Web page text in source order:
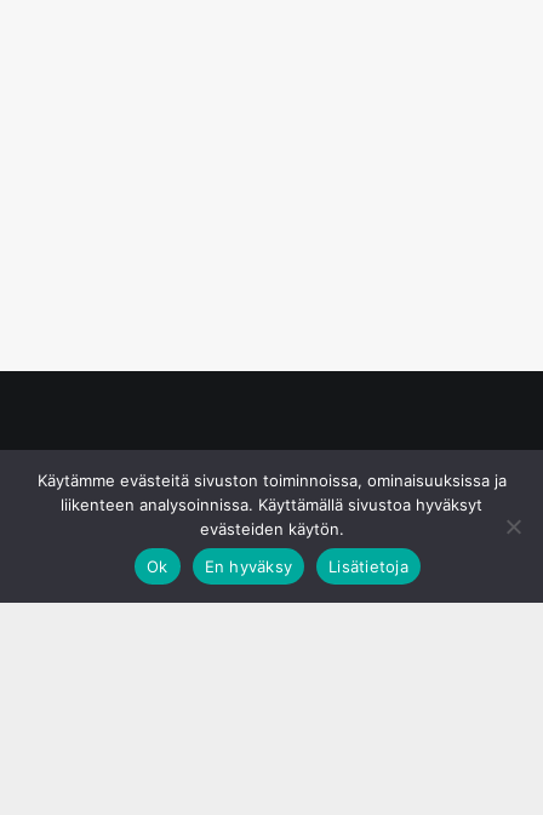
Käytämme evästeitä sivuston toiminnoissa, ominaisuuksissa ja
liikenteen analysoinnissa. Käyttämällä sivustoa hyväksyt
evästeiden käytön.
Ok
En hyväksy Lisätietoja